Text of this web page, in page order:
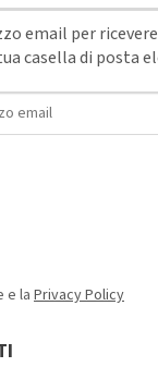
email per
casella di posta
e la Privacy Policy